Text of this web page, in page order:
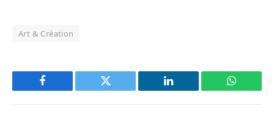
Art & Création
Facebook Twitter LinkedIn